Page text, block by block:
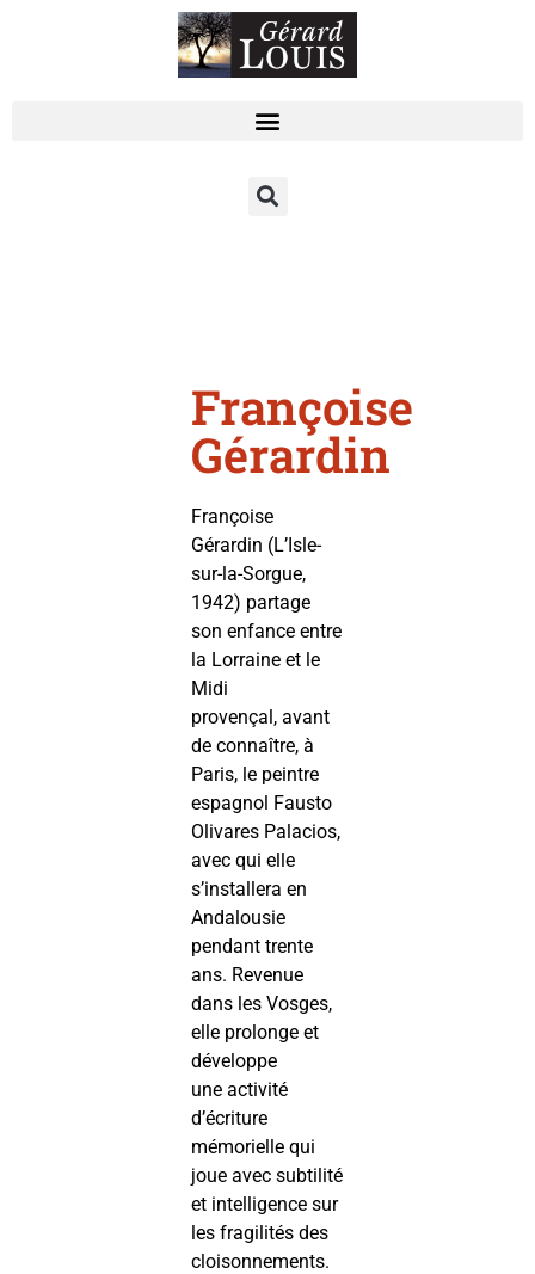
Françoise
Gérardin
Françoise
Gérardin (L’Isle-
sur-la-Sorgue,
1942) partage
son enfance entre
la Lorraine et le
Midi
provençal, avant
de connaître, à
Paris, le peintre
espagnol Fausto
Olivares Palacios,
avec qui elle
s’installera en
Andalousie
pendant trente
ans. Revenue
dans les Vosges,
elle prolonge et
développe
une activité
d’écriture
mémorielle qui
joue avec subtilité
et intelligence sur
les fragilités des
cloisonnements.